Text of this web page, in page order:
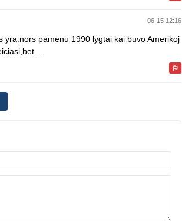
06-15 12:16
pamenu 1990 lygtai kai buvo Amerikoj
…